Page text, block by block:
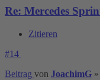
Re: Mercedes
Zitieren
#14
Beitrag von JoachimG »